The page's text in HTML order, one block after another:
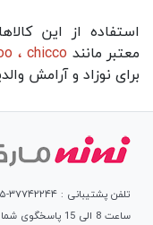
استفاده از این
معتبر مانند
،chicco
برای نوزاد و آرامش
تلفن پشتیبانی : ۳۷۷۴۲۲۴۴-۰۲۵
ساعت 8 الی 15 پاسخگوی شما هستیم